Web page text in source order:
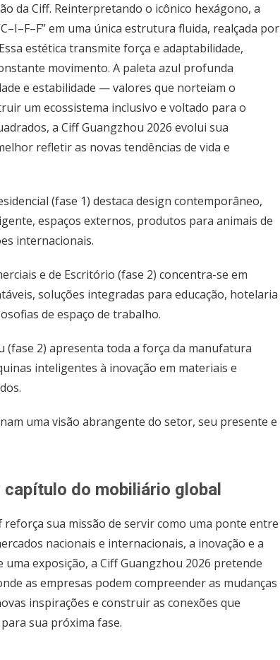
da Ciff. Reinterpretando o icônico hexágono, a
em uma única estrutura fluida, realçada por
estética transmite força e adaptabilidade,
movimento. A paleta azul profunda
e estabilidade — valores que norteiam o
um ecossistema inclusivo e voltado para o
a Ciff Guangzhou 2026 evolui sua
refletir as novas tendências de vida e
(fase 1) destaca design contemporâneo,
espaços externos, produtos para animais de
internacionais.
e de Escritório (fase 2) concentra-se em
soluções integradas para educação, hotelaria
de espaço de trabalho.
(fase 2) apresenta toda a força da manufatura
inteligentes à inovação em materiais e
uma visão abrangente do setor, seu presente e
do mobiliário global
reforça sua missão de servir como uma ponte entre
nacionais e internacionais, a inovação e a
exposição, a Ciff Guangzhou 2026 pretende
as empresas podem compreender as mudanças
inspirações e construir as conexões que
sua próxima fase.